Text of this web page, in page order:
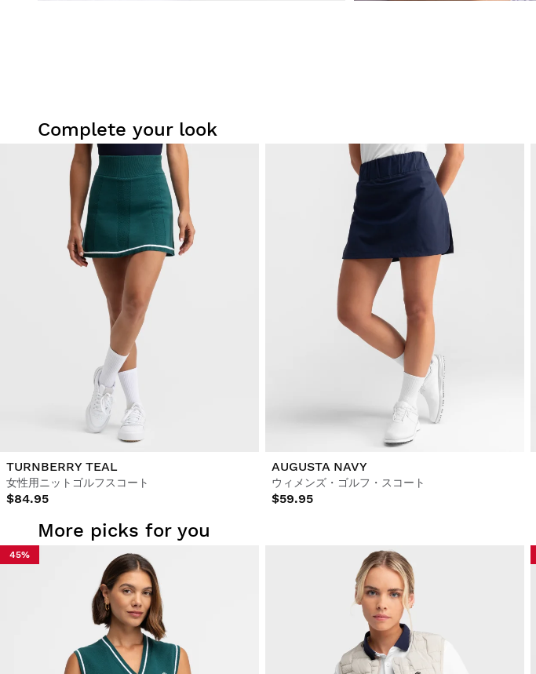
Complete your look
TURNBERRY TEAL
女性用ニットゴルフスコート
$84.95
AUGUSTA NAVY
ウィメンズ・ゴルフ・スコート
$59.95
More picks for you
45%